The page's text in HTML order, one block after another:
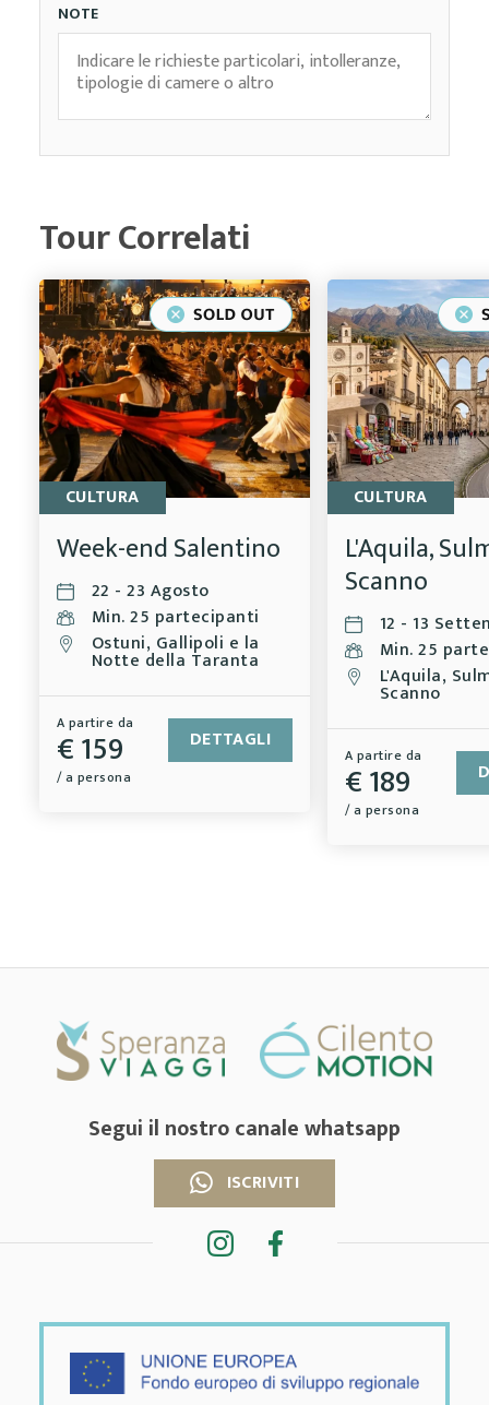
NOTE
Tour Correlati
CULTURA
Week-end Salentino
22 - 23 Agosto
Min. 25 partecipanti
Ostuni, Gallipoli e la
Notte della Taranta
A partire da
€ 159
/ a persona
DETTAGLI
CULTURA
L'Aquila,
Scanno
12 - 13
Min. 25
L'Aquila,
Scanno
A partire da
€ 189
/ a persona
Segui il nostro canale whatsapp
ISCRIVITI